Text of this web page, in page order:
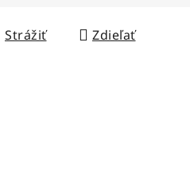
Strážiť Zdieľať